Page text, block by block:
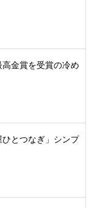
金賞を受賞の冷め
とつなぎ」シンプ